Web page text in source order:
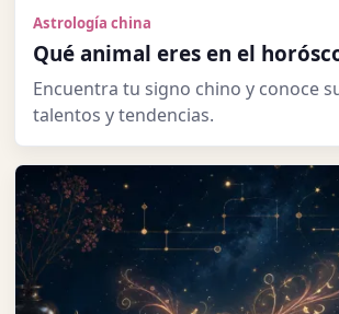
Astrología china
Qué animal eres en el
Encuentra tu signo chino y conoce
talentos y tendencias.